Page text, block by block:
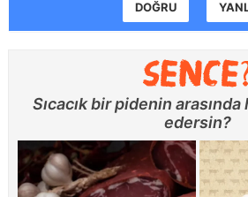
DOĞRU
Sıcacık bir pidenin
edersin?